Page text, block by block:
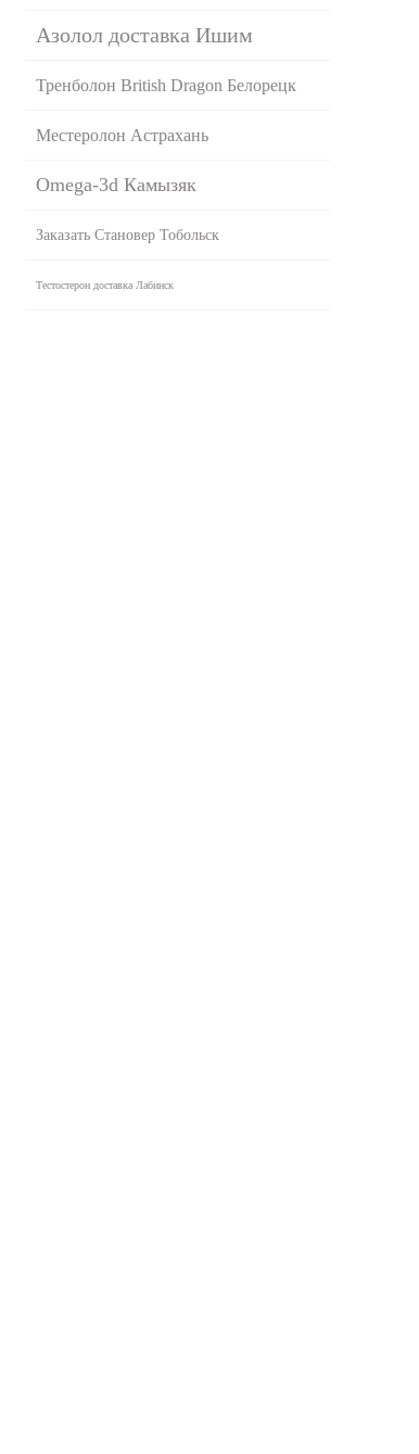
Азолол доставка Ишим
Тренболон British Dragon Белорецк
Местеролон Астрахань
Omega-3d Камызяк
Заказать Становер Тобольск
Тестостерон доставка Лабинск